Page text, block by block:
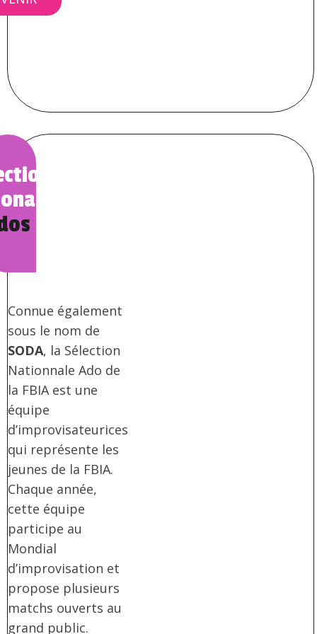
Connue également
sous le nom de
SODA, la Sélection
Nationnale Ado de
la FBIA est une
équipe
d’improvisateurices
qui représente les
jeunes de la FBIA.
Chaque année,
cette équipe
participe au
Mondial
d’improvisation et
propose plusieurs
matchs ouverts au
grand public.